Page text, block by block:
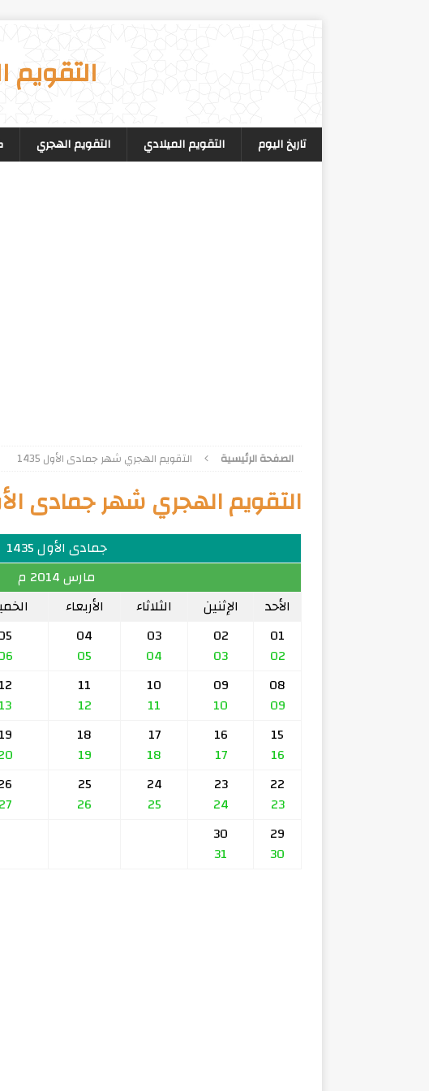
التقويم
تاريخ اليوم التقويم الميلادي التقويم الهجري
الصفحة الرئيسية التقويم الهجري شهر جمادى الأول 1435
التقويم الهجري شهر جمادى الأول
جمادى الأول 1435
مارس 2014 م
الأحد
الإثنين الثلاثاء الأربعاء
01
02
02
03
03
04
04
05
08
09
09
10
10
11
11
12
12
13
15
16
16
17
17
18
18
19
19
22
23
23
24
24
25
25
26
27
29
30
30
31